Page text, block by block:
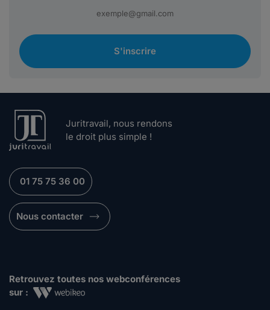
S'inscrire
Juritravail, nous rendons
le droit plus simple !
01 75 75 36 00
Nous contacter
Retrouvez toutes nos webconférences
sur :